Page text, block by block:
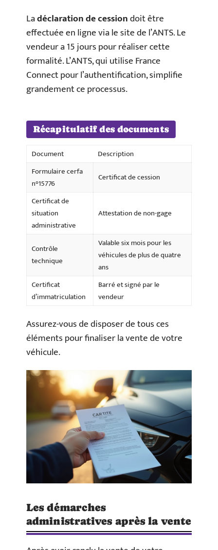
Ladéclaration de cessiondoit être
effectuée en ligne via le site de l’ANTS. Le
vendeur a 15 jours pour réaliser cette
formalité. L’ANTS, qui utilise France
Connect pour l’authentification, simplifie
grandement ce processus.
Récapitulatif des documents
Document
Description
Formulaire cerfa
n°15776
Certificat de cession
Certificat de
situation
administrative
Attestation de non-gage
Contrôle
technique
Valable six mois pour les
véhicules de plus de quatre
ans
Certificat
d’immatriculation
Barré et signé par le
vendeur
Assurez-vous de disposer de tous ces
éléments pour finaliser la vente de votre
véhicule.
Les démarches
administratives après la vente